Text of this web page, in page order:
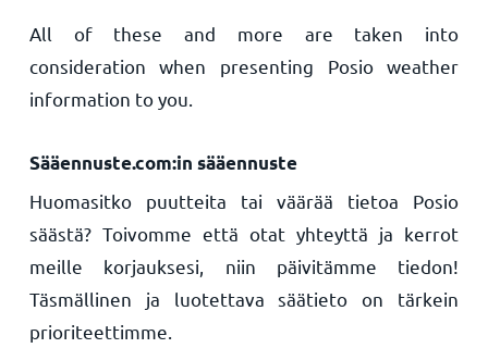
All of these and more are taken into
consideration when presenting Posio weather
information to you.
Sääennuste.com:in sääennuste
Huomasitko puutteita tai väärää tietoa Posio
säästä? Toivomme että otat yhteyttä ja kerrot
meille korjauksesi, niin päivitämme tiedon!
Täsmällinen ja luotettava säätieto on tärkein
prioriteettimme.